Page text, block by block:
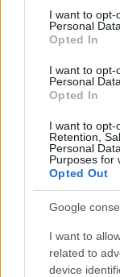
consent section.
I want to opt-
Personal Data.
Opted In
I want to opt-
Personal
Opted In
I want to opt-
Retention,
Personal
Purposes for
Opted Out
Google
I want to
related to
device
«Αγωνιστικά
το φοβερό.
νομίζω ότι
πολλή ψυχή και
αγωνιστικό